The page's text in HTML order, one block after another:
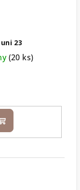
23
(20 ks)
Do
košíku